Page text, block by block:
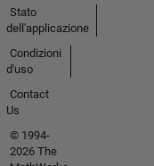
Stato
dell'applicazione
Condizioni
d'uso
Contact
Us
© 1994-
2026 The